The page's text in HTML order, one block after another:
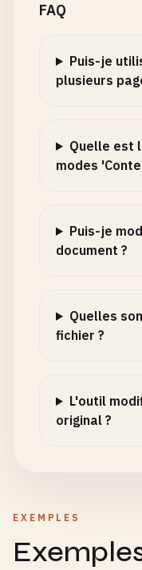
FAQ
Puis-je
plusieurs
Quelle est
modes
Puis-je
document ?
Quelles
fichier ?
L'outil
original ?
EXEMPLES